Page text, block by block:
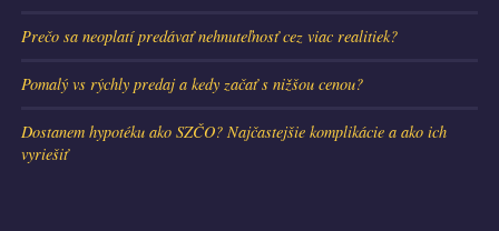
Prečo sa neoplatí predávať nehnuteľnosť cez viac realitiek?
Pomalý vs rýchly predaj a kedy začať s nižšou cenou?
Dostanem hypotéku ako SZČO? Najčastejšie komplikácie a ako ich
vyriešiť